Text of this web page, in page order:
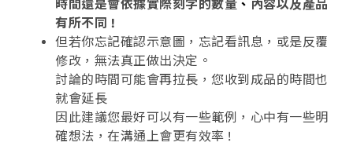
時間還是會依據實際刻字的數量 、 內容以及產品
有所不同 !
但若你忘記確認示意圖，忘記看訊息，或是反覆
修改，無法真正做出決定。
討論的時間可能會再拉長，您收到成品的時間也
就會延長
因此建議您最好可以有一些範例，心中有一些明
確想法，在溝通上會更有效率 !